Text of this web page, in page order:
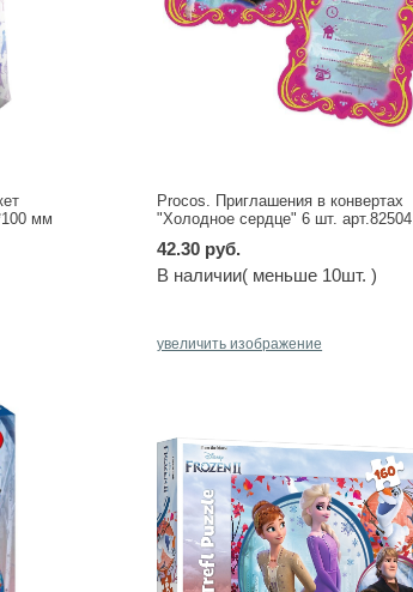
мм
Procos. Приглашения в конвертах
"Холодное сердце" 6 шт. арт.82504
42.30 руб.
В наличии( меньше 10шт. )
увеличить изображение